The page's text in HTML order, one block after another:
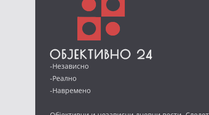
-Независно
-Реално
-Навремено